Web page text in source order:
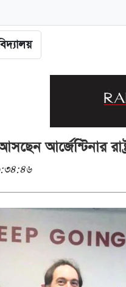
আর্জেন্টিনার